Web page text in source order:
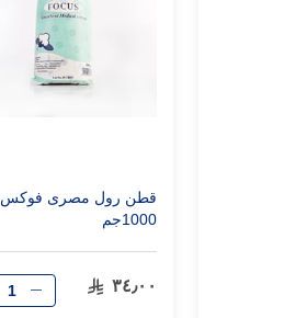
قطن رول مصرى فوكس
1000جم
٣٤٫٠٠